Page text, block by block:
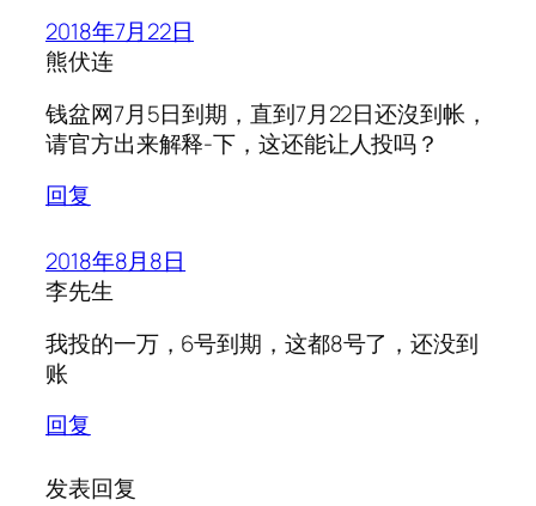
2018年7月22日
熊伏连
钱盆网7月5日到期，直到7月22日还沒到帐，
请官方出来解释-下，这还能让人投吗？
回复
2018年8月8日
李先生
我投的一万，6号到期，这都8号了，还没到
账
回复
发表回复